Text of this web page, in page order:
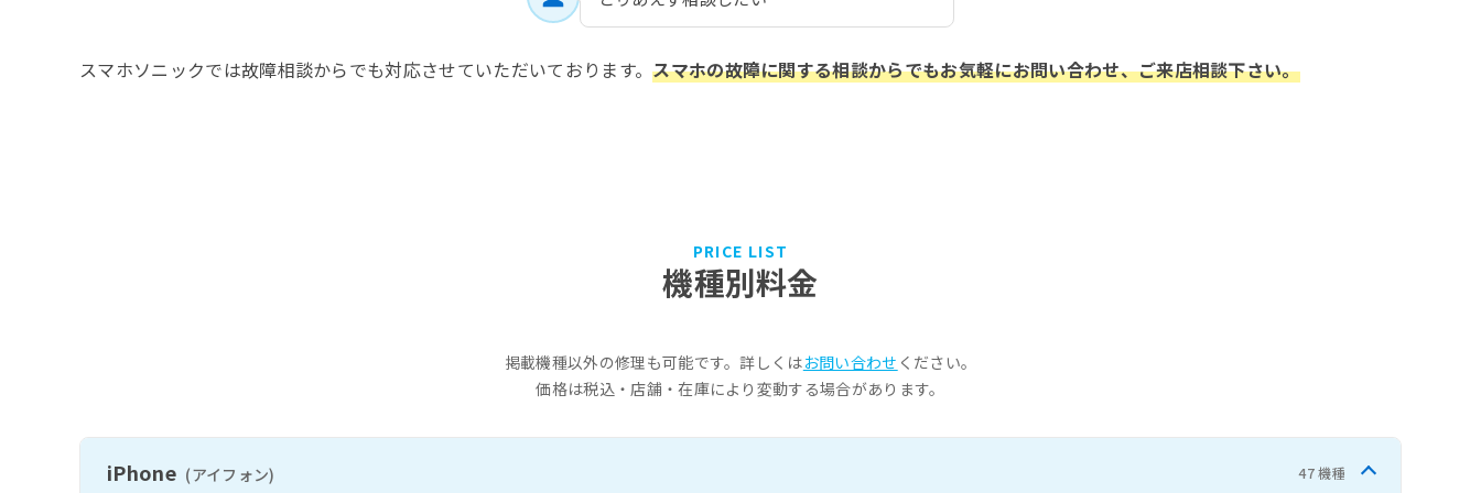
スマホソニックでは故障相談からでも対応させていただいております。スマホの故障に関する相談からでもお気軽にお問い合わせ、ご来店相談下さい。
PRICE LIST
機種別料金
掲載機種以外の修理も可能です。詳しくはお問い合わせ ください。
価格は税込・店舗・在庫により変動する場合があります。
iPhone (アイフォン) 47 機種